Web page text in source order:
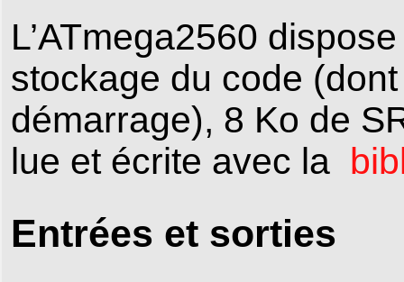
L’ATmega2560
stockage du code
démarrage), 8 Ko de
lue et écrite avec la
Entrées et sorties